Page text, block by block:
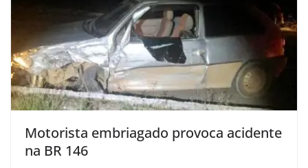
Motorista embriagado provoca acidente
na BR 146